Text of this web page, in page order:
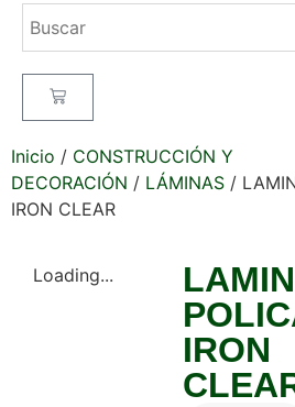
Inicio / CONSTRUCCIÓN Y
DECORACIÓN / LÁMINAS /
IRON CLEAR
Loading...
IRON